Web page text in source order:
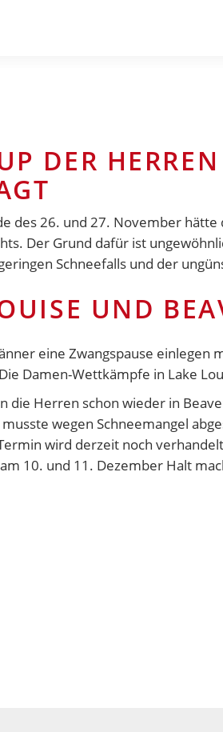
DER
des 26. und 27. November
Der Grund dafür ist
Schneefalls und der
UND
eine Zwangspause einlegen
Damen-Wettkämpfe in Lake
die Herren schon wieder in
wegen Schneemangel
wird derzeit noch
10. und 11. Dezember Halt